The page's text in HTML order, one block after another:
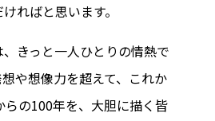
ればと思います。
きっと一人ひとりの情熱で
や想像力を超えて、これか
らの100年を、大胆に描く皆